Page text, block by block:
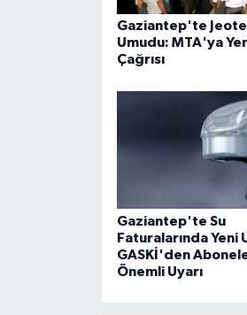
Gaziantep'te
Umudu: MTA'ya
Çağrısı
Gaziantep'te Su
Faturalarında Yeni
GASKİ'den
Önemli Uyarı